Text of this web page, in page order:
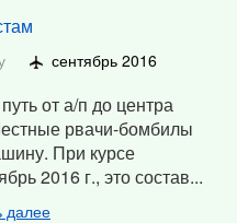
сентябрь 2016
от а/п до центра
рвачи-бомбилы
При курсе
2016 г., это состав...
далее